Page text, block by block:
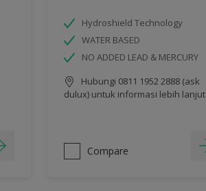
Hydroshield Technology
WATER BASED
NO ADDED LEAD & MERCURY
Hubungi 0811 1952 2888 (ask
dulux) untuk informasi lebih lanjut
Compare